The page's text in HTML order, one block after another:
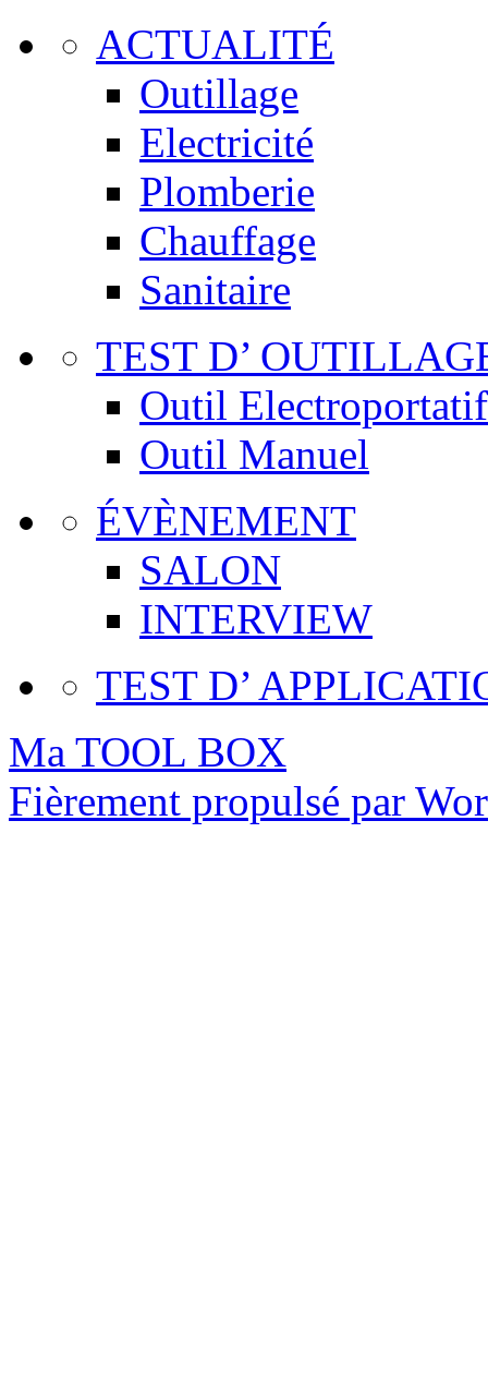
ACTUALITÉ
Outillage
Electricité
Plomberie
Chauffage
Sanitaire
TEST D’
Outil Electroportatif
Outil Manuel
ÉVÈNEMENT
SALON
INTERVIEW
TEST D’
Ma TOOL BOX
Fièrement propulsé par